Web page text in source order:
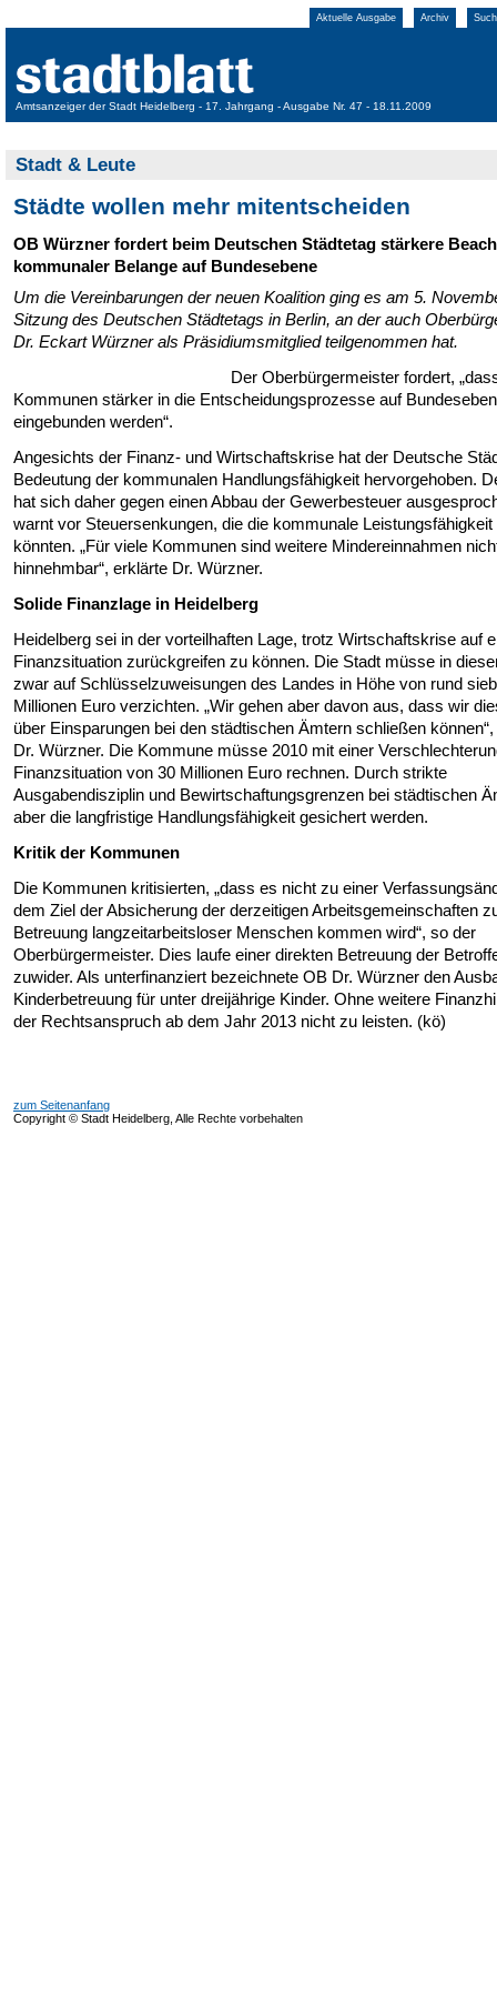
Aktuelle Ausgabe Archiv
Amtsanzeiger der Stadt Heidelberg - 17. Jahrgang - Ausgabe Nr. 47 - 18.11.2009
Stadt & Leute
Städte wollen mehr mitentscheiden
OB Würzner fordert beim Deutschen Städtetag stärkere
kommunaler Belange auf Bundesebene
Um die Vereinbarungen der neuen Koalition ging es am 5.
Sitzung des Deutschen Städtetags in Berlin, an der auch
Dr. Eckart Würzner als Präsidiumsmitglied teilgenommen hat.
Der Oberbürgermeister fordert,
Kommunen stärker in die Entscheidungsprozesse auf
eingebunden werden“.
Angesichts der Finanz- und Wirtschaftskrise hat der Deutsche
Bedeutung der kommunalen Handlungsfähigkeit hervorgehoben.
hat sich daher gegen einen Abbau der Gewerbesteuer
warnt vor Steuersenkungen, die die kommunale Leistungsfähigkeit
könnten. „Für viele Kommunen sind weitere Mindereinnahmen
hinnehmbar“, erklärte Dr. Würzner.
Solide Finanzlage in Heidelberg
Heidelberg sei in der vorteilhaften Lage, trotz Wirtschaftskrise auf
Finanzsituation zurückgreifen zu können. Die Stadt müsse in
zwar auf Schlüsselzuweisungen des Landes in Höhe von rund
Millionen Euro verzichten. „Wir gehen aber davon aus, dass wir
über Einsparungen bei den städtischen Ämtern schließen
Dr. Würzner. Die Kommune müsse 2010 mit einer
Finanzsituation von 30 Millionen Euro rechnen. Durch strikte
Ausgabendisziplin und Bewirtschaftungsgrenzen bei städtischen
aber die langfristige Handlungsfähigkeit gesichert werden.
Kritik der Kommunen
Die Kommunen kritisierten, „dass es nicht zu einer
dem Ziel der Absicherung der derzeitigen Arbeitsgemeinschaften
Betreuung langzeitarbeitsloser Menschen kommen wird“, so der
Oberbürgermeister. Dies laufe einer direkten Betreuung der
zuwider. Als unterfinanziert bezeichnete OB Dr. Würzner den
Kinderbetreuung für unter dreijährige Kinder. Ohne weitere
der Rechtsanspruch ab dem Jahr 2013 nicht zu leisten. (kö)
zum Seitenanfang
Copyright © Stadt Heidelberg, Alle Rechte vorbehalten